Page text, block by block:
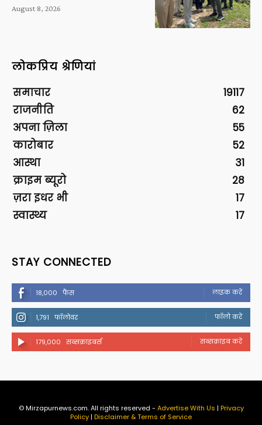
August 8, 2026
लोकप्रिय श्रेणियां
समाचार
19117
राजनीति
62
अपना ज़िला
55
कारोबार
52
आस्था
31
क्राइम ब्यूरो
28
ज़रा इधर भी
17
स्वास्थ्य
17
STAY CONNECTED
18,000 फैंस लाइक करें
1,791 फॉलोवर फॉलो करें
179,000 सब्सक्राइबर्स सब्सक्राइब करें
© Mirzapurnews.com. All rights reserved - Advertise With Us | Privacy
Policy| Disclaimer & Terms of Service